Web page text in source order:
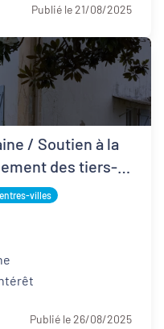
Publié le 21/08/2025
/ Soutien à la
des tiers-
villes
Publié le 26/08/2025